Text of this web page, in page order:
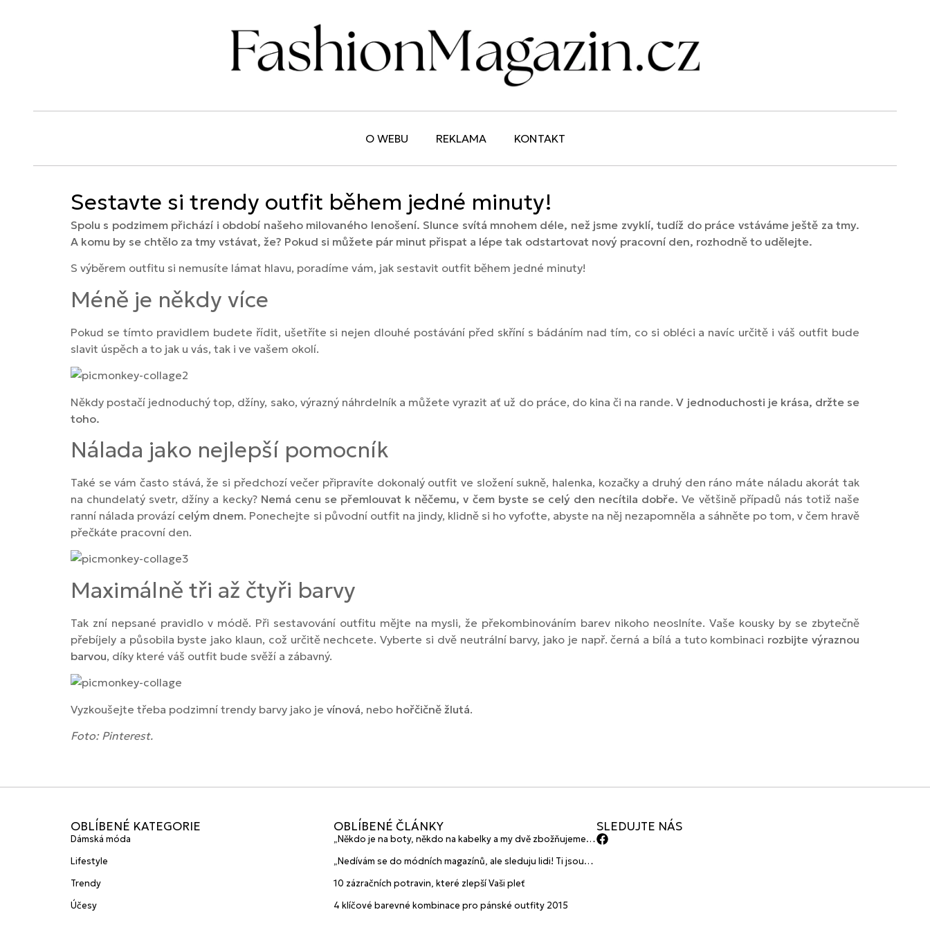
O WEBU REKLAMA KONTAKT
Sestavte si trendy outfit během jedné minuty!
Spolu s podzimem přichází i období našeho milovaného lenošení. Slunce svítá mnohem déle, než jsme zvyklí, tudíž do práce vstáváme ještě za tmy.
A komu by se chtělo za tmy vstávat, že? Pokud si můžete pár minut přispat a lépe tak odstartovat nový pracovní den, rozhodně to udělejte.
S výběrem outfitu si nemusíte lámat hlavu, poradíme vám, jak sestavit outfit během jedné minuty!
Méně je někdy více
Pokud se tímto pravidlem budete řídit, ušetříte si nejen dlouhé postávání před skříní s bádáním nad tím, co si obléci a navíc určitě i váš outfit bude
slavit úspěch a to jak u vás, tak i ve vašem okolí.
Někdy postačí jednoduchý top, džíny, sako, výrazný náhrdelník a můžete vyrazit ať už do práce, do kina či na rande.V jednoduchosti je krása, držte se
toho.
Nálada jako nejlepší pomocník
Také se vám často stává, že si předchozí večer připravíte dokonalý outfit ve složení sukně, halenka, kozačky a druhý den ráno máte náladu akorát tak
na chundelatý svetr, džíny a kecky? Nemá cenu se přemlouvat k něčemu, v čem byste se celý den necítila dobře. Ve většině případů nás totiž naše
ranní nálada provází celým dnem. Ponechejte si původní outfit na jindy, klidně si ho vyfoťte, abyste na něj nezapomněla a sáhněte po tom, v čem hravě
přečkáte pracovní den.
Maximálně tři až čtyři barvy
Tak zní nepsané pravidlo v módě. Při sestavování outfitu mějte na mysli, že překombinováním barev nikoho neoslníte. Vaše kousky by se zbytečně
přebíjely a působila byste jako klaun, což určitě nechcete. Vyberte si dvě neutrální barvy, jako je např. černá a bílá a tuto kombinaci rozbijte výraznou
barvou, díky které váš outfit bude svěží a zábavný.
Vyzkoušejte třeba podzimní trendy barvy jako je vínová, nebo hořčičně žlutá.
Foto: Pinterest.
OBLÍBENÉ KATEGORIE
Dámská móda
Lifestyle
Trendy
Účesy
OBLÍBENÉ ČLÁNKY
„Někdo je na boty, někdo na kabelky a my dvě zbožňujeme
značky HANAJANA Swimwear
„Nedívám se do módních magazínů, ale sleduju lidi! Ti jsou
10 zázračních potravin, které zlepší Vaši pleť
4 klíčové barevné kombinace pro pánské outfity 2015
SLEDUJTE NÁS